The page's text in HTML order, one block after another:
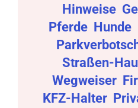
Hinweise
Pferde Hunde
Straßen-
Wegweiser
KFZ-Halter